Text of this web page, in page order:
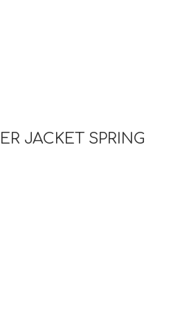
JACKET SPRING